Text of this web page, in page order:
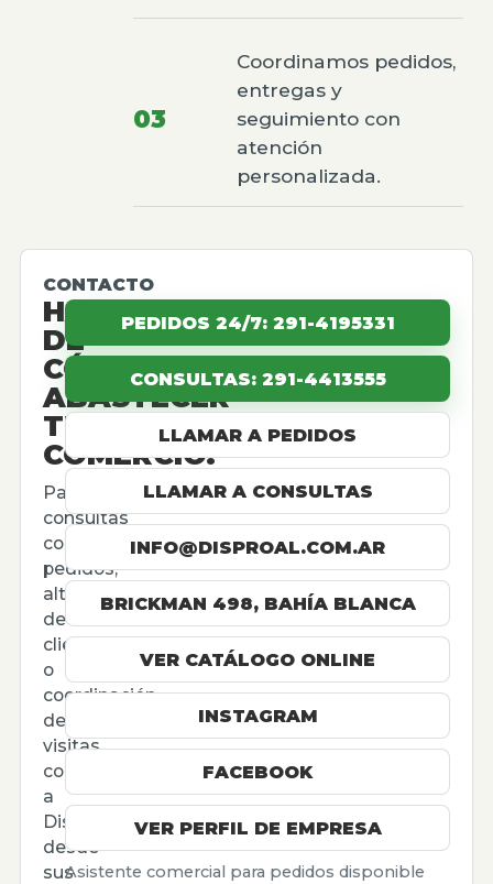
03
Coordinamos pedidos,
entregas y
seguimiento con
atención
personalizada.
CONTACTO
HABLEMOS
DE
CÓMO
ABASTECER
TU
COMERCIO.
Para
consultas
comerciales,
pedidos,
altas
de
cliente
o
coordinación
de
visitas,
contactá
a
Disproal
desde
sus
PEDIDOS 24/7: 291-4195331
CONSULTAS: 291-4413555
LLAMAR A PEDIDOS
LLAMAR A CONSULTAS
INFO@DISPROAL.COM.AR
BRICKMAN 498, BAHÍA BLANCA
VER CATÁLOGO ONLINE
INSTAGRAM
FACEBOOK
VER PERFIL DE EMPRESA
Asistente comercial para pedidos disponible